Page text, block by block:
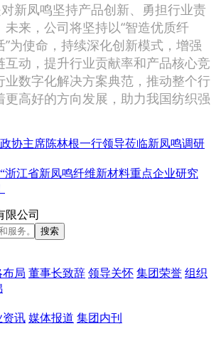
新凤鸣坚持产品创新、勇担行业责
来，公司将坚持以“智造优质纤
为使命，持续深化创新模式，增强
互动，提升行业贡献率和产品核心竞
业数字化解决方案典范，推动整个行
更高好的方向发展，助力我国纺织强
协主席陈林根一行领导莅临新凤鸣调研
浙江省新凤鸣纤维新材料重点企业研究
布局 董事长致辞 领导关怀 集团荣誉 组织
资讯 媒体报道 集团内刊